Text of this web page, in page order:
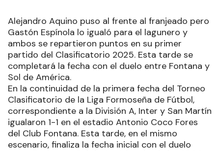
Alejandro Aquino puso al frente al franjeado pero
Gastón Espínola lo igualó para el lagunero y
ambos se repartieron puntos en su primer
partido del Clasificatorio 2025. Esta tarde se
completará la fecha con el duelo entre Fontana y
Sol de América.
En la continuidad de la primera fecha del Torneo
Clasificatorio de la Liga Formoseña de Fútbol,
correspondiente a la División A, Inter y San Martín
igualaron 1-1 en el estadio Antonio Coco Fores
del Club Fontana. Esta tarde, en el mismo
escenario, finaliza la fecha inicial con el duelo